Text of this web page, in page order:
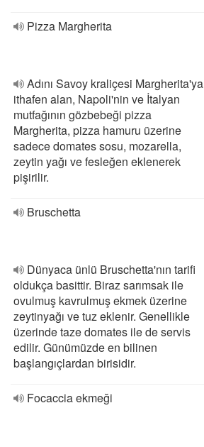
Pizza Margherita
Adını Savoy kraliçesi Margherita'ya
ithafen alan, Napoli'nin ve İtalyan
mutfağının gözbebeği pizza
Margherita, pizza hamuru üzerine
sadece domates sosu, mozarella,
zeytin yağı ve fesleğen eklenerek
pişirilir.
Bruschetta
Dünyaca ünlü Bruschetta'nın tarifi
oldukça basittir. Biraz sarımsak ile
ovulmuş kavrulmuş ekmek üzerine
zeytinyağı ve tuz eklenir. Genellikle
üzerinde taze domates ile de servis
edilir. Günümüzde en bilinen
başlangıçlardan birisidir.
Focaccia ekmeği